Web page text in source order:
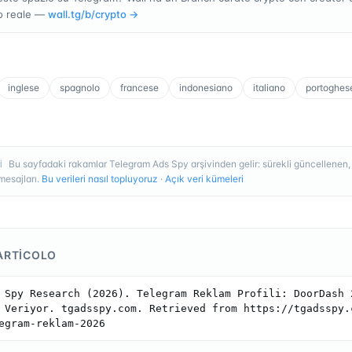
reale — wall.tg/b/crypto →
inglese spagnolo francese indonesiano italiano
Bu sayfadaki rakamlar Telegram Ads Spy arşivinden gelir: sürekli
Bu verileri nasıl topluyoruz · Açık veri kümeleri
Spy Research (2026). Telegram Reklam Profili: DoorDash
Veriyor. tgadsspy.com. Retrieved from https://
reklam-2026